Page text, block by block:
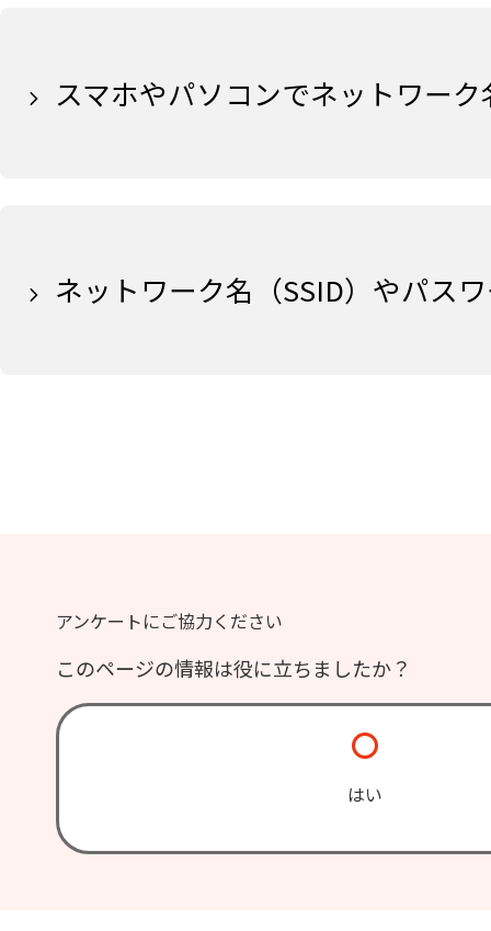
スマホやパソコンでネットワー
ネットワーク名（SSID）やパス
アンケートにご協力ください
このページの情報は役に立ちましたか？
はい